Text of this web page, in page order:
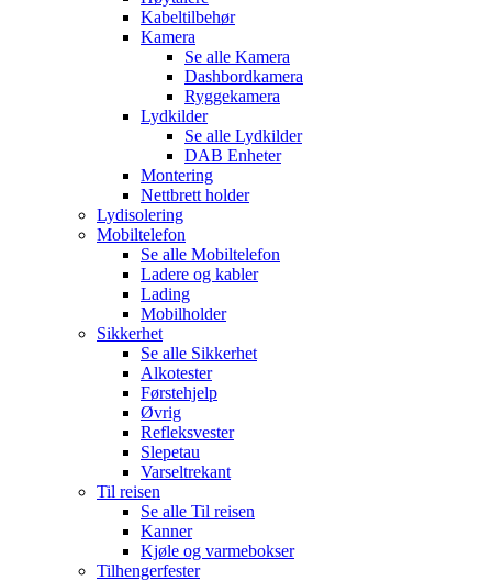
Kabeltilbehør
Kamera
Se alle Kamera
Dashbordkamera
Ryggekamera
Lydkilder
Se alle Lydkilder
DAB Enheter
Montering
Nettbrett holder
Lydisolering
Mobiltelefon
Se alle Mobiltelefon
Ladere og kabler
Lading
Mobilholder
Sikkerhet
Se alle Sikkerhet
Alkotester
Førstehjelp
Øvrig
Refleksvester
Slepetau
Varseltrekant
Til reisen
Se alle Til reisen
Kanner
Kjøle og varmebokser
Tilhengerfester